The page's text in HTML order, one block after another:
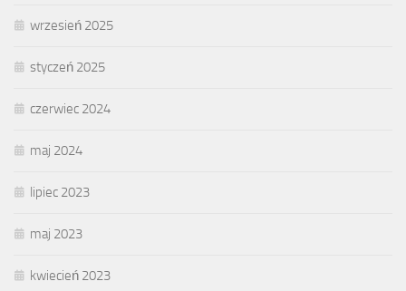
wrzesień 2025
styczeń 2025
czerwiec 2024
maj 2024
lipiec 2023
maj 2023
kwiecień 2023